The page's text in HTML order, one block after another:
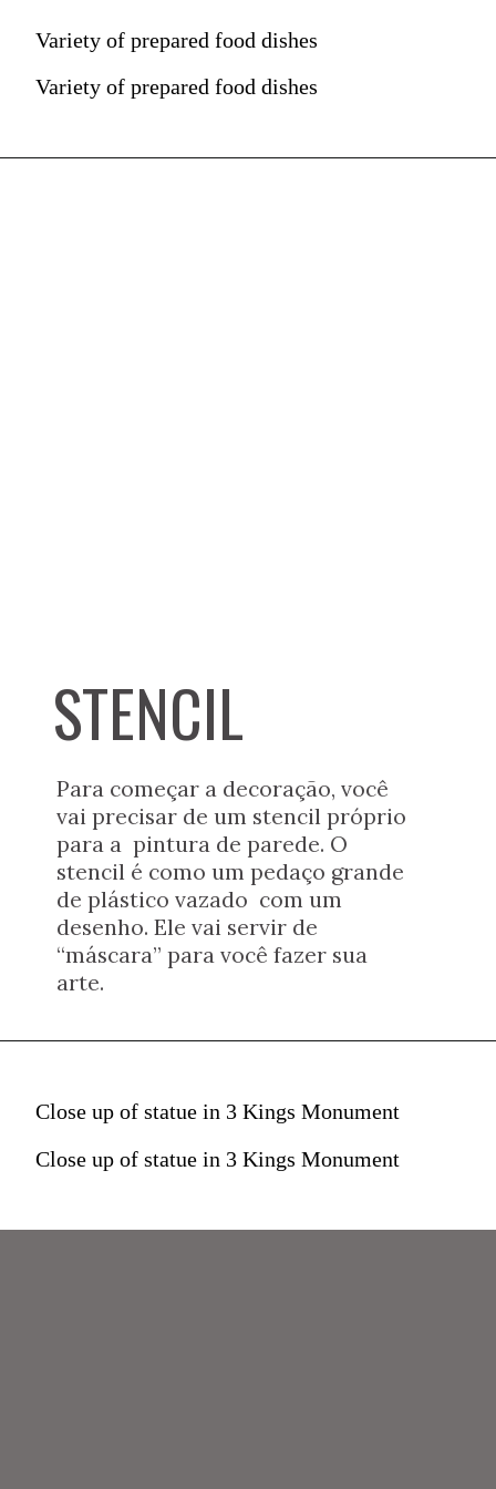
Variety of prepared food dishes
Variety of prepared food dishes
STENCIL
Para começar a decoração, você
vai precisar de um stencil próprio
para a  pintura de parede. O
stencil é como um pedaço grande
de plástico vazado  com um
desenho. Ele vai servir de
“máscara” para você fazer sua
arte.
Close up of statue in 3 Kings Monument
Close up of statue in 3 Kings Monument